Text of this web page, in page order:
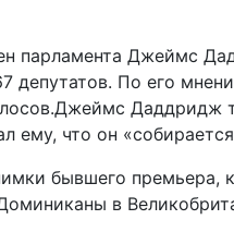
парламента Джеймс
депутатов. По его
Даддридж
ему, что он
бывшего премьера,
в